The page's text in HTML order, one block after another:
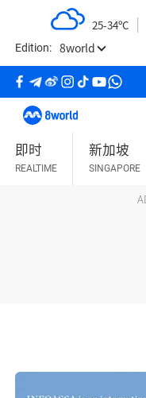
p
t
Edition: 8world
25-34ºC
即时
REALTIME
新加坡
SINGAPORE